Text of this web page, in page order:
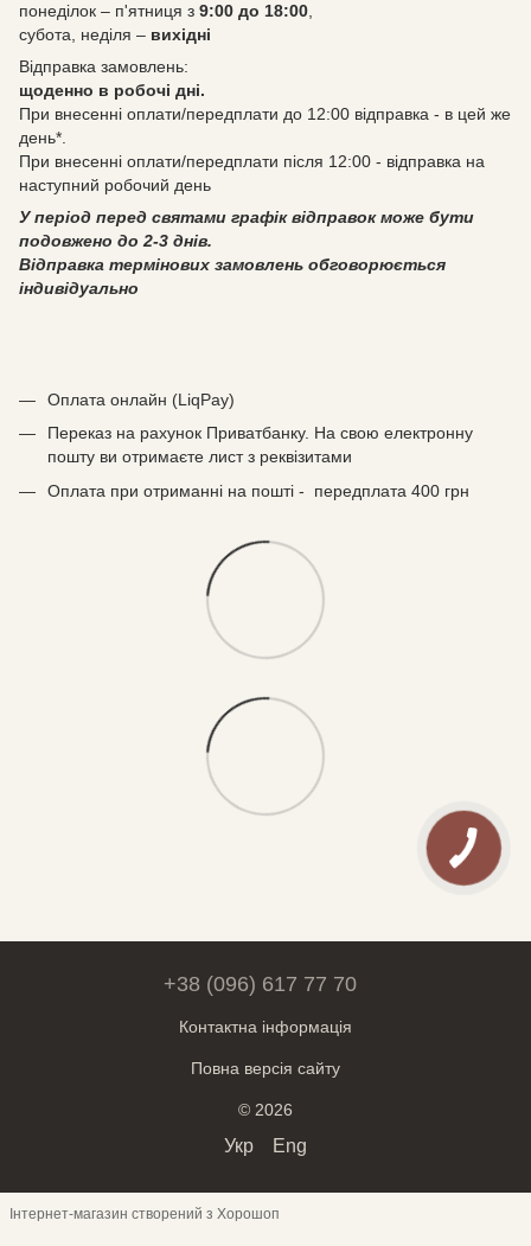
понеділок – п'ятниця з 9:00 до 18:00
субота, неділя – вихідні
Відправка замовлень:
щоденно в робочі дні.
При внесенні оплати/передплати до 12:00 відправка - в цей же
день*.
При внесенні оплати/передплати після 12:00 - відправка на
наступний робочий день
У період перед святами графік відправок може бути
подовжено до 2-3 днів.
Відправка термінових замовлень обговорюється
індивідуально
Оплата онлайн (LiqPay)
Переказ на рахунок Приватбанку. На свою електронну
пошту ви отримаєте лист з реквізитами
Оплата при отриманні на пошті - передплата 400 грн
+38 (096) 617 77 70
Контактна інформація
Повна версія сайту
© 2026
Укр Eng
Інтернет-магазин створений з Хорошоп